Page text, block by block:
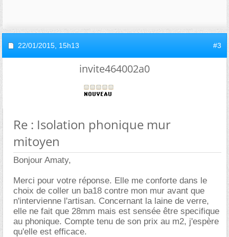
22/01/2015, 15h13 #3
invite464002a0
Re : Isolation phonique mur
mitoyen
Bonjour Amaty,
Merci pour votre réponse. Elle me conforte dans le
choix de coller un ba18 contre mon mur avant que
n'intervienne l'artisan. Concernant la laine de verre,
elle ne fait que 28mm mais est sensée être specifique
au phonique. Compte tenu de son prix au m2, j'espère
qu'elle est efficace.